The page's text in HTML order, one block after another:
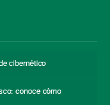
cibernético
conoce cómo